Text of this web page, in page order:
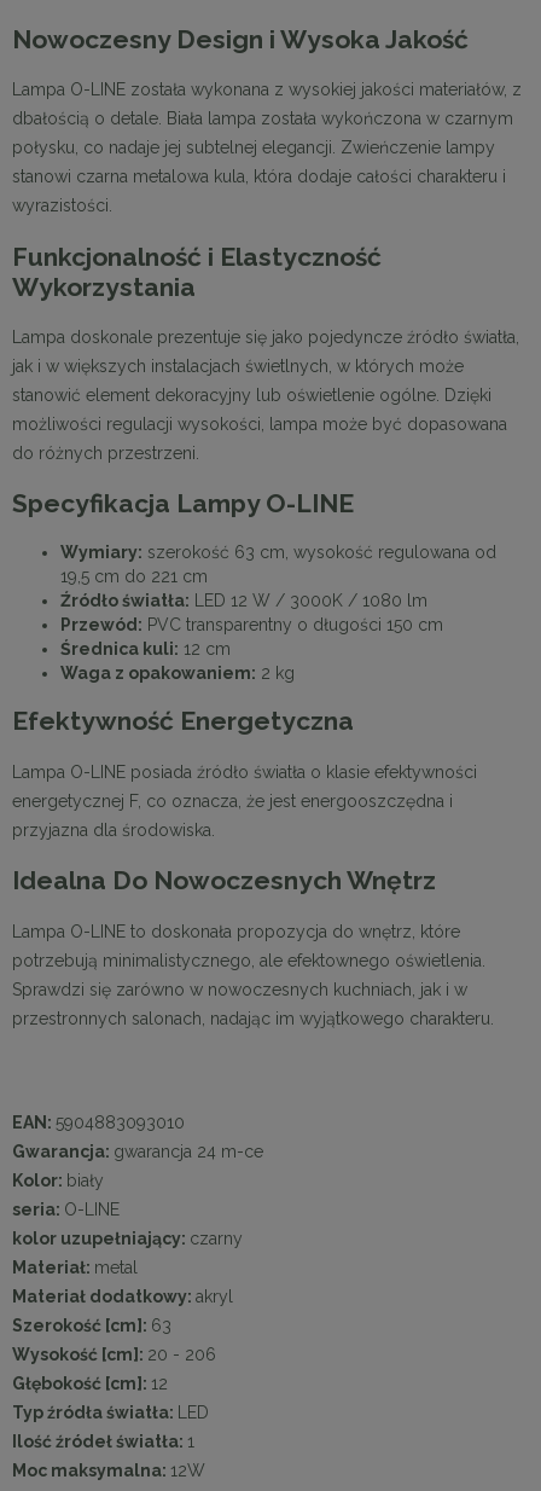
Nowoczesny Design i Wysoka Jakość
Lampa O-LINE została wykonana z wysokiej jakości materiałów, z
dbałością o detale. Biała lampa została wykończona w czarnym
połysku, co nadaje jej subtelnej elegancji. Zwieńczenie lampy
stanowi czarna metalowa kula, która dodaje całości charakteru i
wyrazistości.
Funkcjonalność i Elastyczność
Wykorzystania
Lampa doskonale prezentuje się jako pojedyncze źródło światła,
jak i w większych instalacjach świetlnych, w których może
stanowić element dekoracyjny lub oświetlenie ogólne. Dzięki
możliwości regulacji wysokości, lampa może być dopasowana
do różnych przestrzeni.
Specyfikacja Lampy O-LINE
Wymiary: szerokość 63 cm, wysokość regulowana od
19,5 cm do 221 cm
Źródło światła: LED 12 W / 3000K / 1080 lm
Przewód: PVC transparentny o długości 150 cm
Średnica kuli: 12 cm
Waga z opakowaniem: 2 kg
Efektywność Energetyczna
Lampa O-LINE posiada źródło światła o klasie efektywności
energetycznej F, co oznacza, że jest energooszczędna i
przyjazna dla środowiska.
Idealna Do Nowoczesnych Wnętrz
Lampa O-LINE to doskonała propozycja do wnętrz, które
potrzebują minimalistycznego, ale efektownego oświetlenia.
Sprawdzi się zarówno w nowoczesnych kuchniach, jak i w
przestronnych salonach, nadając im wyjątkowego charakteru.
EAN: 5904883093010
Gwarancja: gwarancja 24 m-ce
Kolor: biały
seria: O-LINE
kolor uzupełniający: czarny
Materiał: metal
Materiał dodatkowy: akryl
Szerokość [cm]: 63
Wysokość [cm]: 20 - 206
Głębokość [cm]: 12
Typ źródła światła: LED
Ilość źródeł światła: 1
Moc maksymalna: 12W